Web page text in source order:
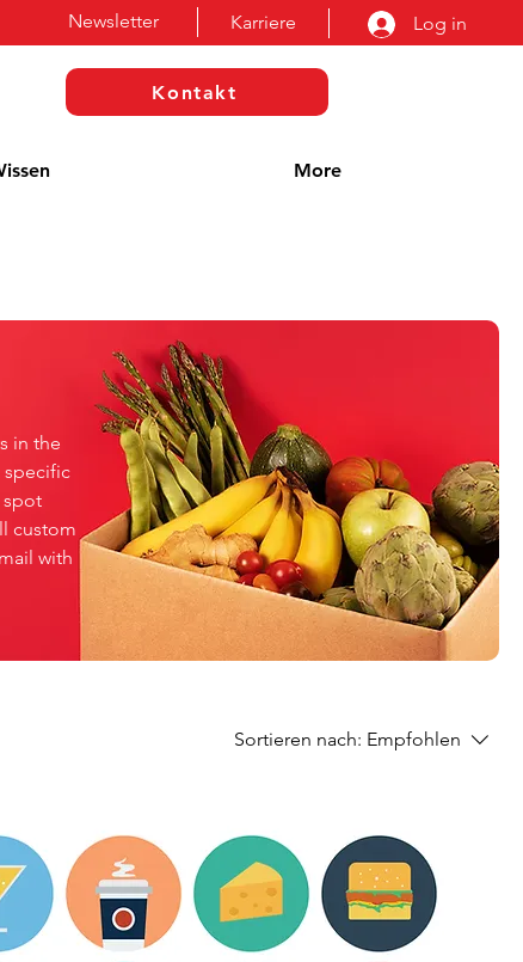
Karriere Log in
Newsletter
Kontakt
More
in the
specific
spot
custom
with
Sortieren nach: Empfohlen